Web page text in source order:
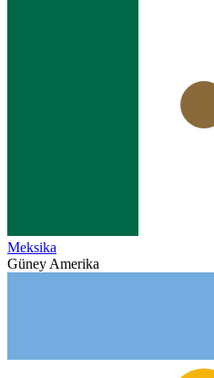
Meksika
Güney Amerika